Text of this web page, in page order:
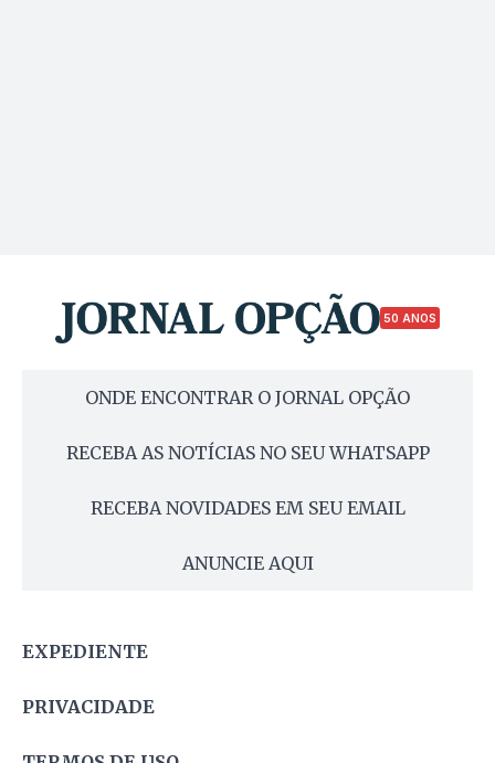
50 ANOS
ONDE ENCONTRAR O JORNAL OPÇÃO
RECEBA AS NOTÍCIAS NO SEU WHATSAPP
RECEBA NOVIDADES EM SEU EMAIL
ANUNCIE AQUI
EXPEDIENTE
PRIVACIDADE